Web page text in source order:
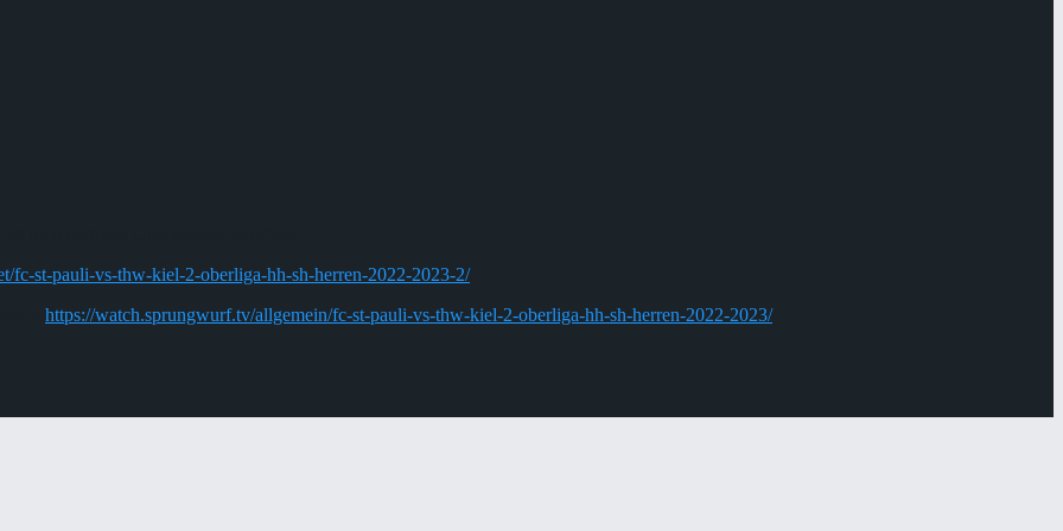
im Anschluss On-Demand abrufbar.
fc-st-pauli-vs-thw-kiel-2-oberliga-hh-sh-herren-2022-2023-2/
https://watch.sprungwurf.tv/allgemein/fc-st-pauli-vs-thw-kiel-2-oberliga-hh-sh-herren-2022-2023/